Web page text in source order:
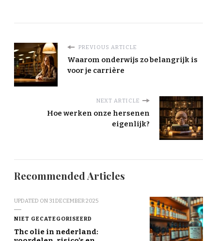
PREVIOUS ARTICLE
Waarom onderwijs zo belangrijk is
voor je carrière
NEXT ARTICLE
Hoe werken onze hersenen
eigenlijk?
Recommended Articles
UPDATED ON 31 DECEMBER 2025
NIET GECATEGORISEERD
Thc olie in nederland: